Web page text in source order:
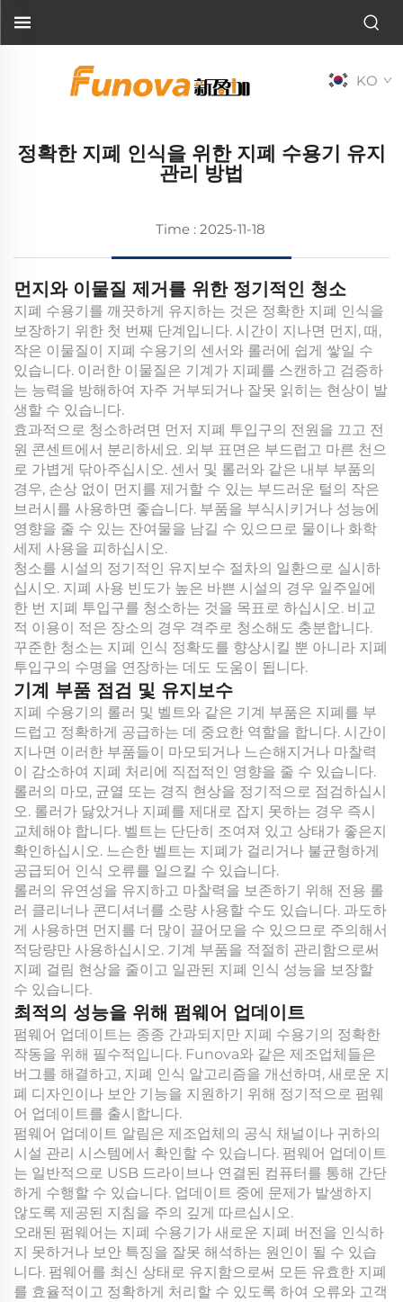
KO
정확한 지폐 인식을 위한 지폐 수용기 유지
관리 방법
Time : 2025-11-18
먼지와 이물질 제거를 위한 정기적인 청소
지폐 수용기를 깨끗하게 유지하는 것은 정확한 지폐 인식을
보장하기 위한 첫 번째 단계입니다. 시간이 지나면 먼지, 때,
작은 이물질이 지폐 수용기의 센서와 롤러에 쉽게 쌓일 수
있습니다. 이러한 이물질은 기계가 지폐를 스캔하고 검증하
는 능력을 방해하여 자주 거부되거나 잘못 읽히는 현상이 발
생할 수 있습니다.
효과적으로 청소하려면 먼저 지폐 투입구의 전원을 끄고 전
원 콘센트에서 분리하세요. 외부 표면은 부드럽고 마른 천으
로 가볍게 닦아주십시오. 센서 및 롤러와 같은 내부 부품의
경우, 손상 없이 먼지를 제거할 수 있는 부드러운 털의 작은
브러시를 사용하면 좋습니다. 부품을 부식시키거나 성능에
영향을 줄 수 있는 잔여물을 남길 수 있으므로 물이나 화학
세제 사용을 피하십시오.
청소를 시설의 정기적인 유지보수 절차의 일환으로 실시하
십시오. 지폐 사용 빈도가 높은 바쁜 시설의 경우 일주일에
한 번 지폐 투입구를 청소하는 것을 목표로 하십시오. 비교
적 이용이 적은 장소의 경우 격주로 청소해도 충분합니다.
꾸준한 청소는 지폐 인식 정확도를 향상시킬 뿐 아니라 지폐
투입구의 수명을 연장하는 데도 도움이 됩니다.
기계 부품 점검 및 유지보수
지폐 수용기의 롤러 및 벨트와 같은 기계 부품은 지폐를 부
드럽고 정확하게 공급하는 데 중요한 역할을 합니다. 시간이
지나면 이러한 부품들이 마모되거나 느슨해지거나 마찰력
이 감소하여 지폐 처리에 직접적인 영향을 줄 수 있습니다.
롤러의 마모, 균열 또는 경직 현상을 정기적으로 점검하십시
오. 롤러가 닳았거나 지폐를 제대로 잡지 못하는 경우 즉시
교체해야 합니다. 벨트는 단단히 조여져 있고 상태가 좋은지
확인하십시오. 느슨한 벨트는 지폐가 걸리거나 불균형하게
공급되어 인식 오류를 일으킬 수 있습니다.
롤러의 유연성을 유지하고 마찰력을 보존하기 위해 전용 롤
러 클리너나 콘디셔너를 소량 사용할 수도 있습니다. 과도하
게 사용하면 먼지를 더 많이 끌어모을 수 있으므로 주의해서
적당량만 사용하십시오. 기계 부품을 적절히 관리함으로써
지폐 걸림 현상을 줄이고 일관된 지폐 인식 성능을 보장할
수 있습니다.
최적의 성능을 위해 펌웨어 업데이트
펌웨어 업데이트는 종종 간과되지만 지폐 수용기의 정확한
작동을 위해 필수적입니다. Funova와 같은 제조업체들은
버그를 해결하고, 지폐 인식 알고리즘을 개선하며, 새로운 지
폐 디자인이나 보안 기능을 지원하기 위해 정기적으로 펌웨
어 업데이트를 출시합니다.
펌웨어 업데이트 알림은 제조업체의 공식 채널이나 귀하의
시설 관리 시스템에서 확인할 수 있습니다. 펌웨어 업데이트
는 일반적으로 USB 드라이브나 연결된 컴퓨터를 통해 간단
하게 수행할 수 있습니다. 업데이트 중에 문제가 발생하지
않도록 제공된 지침을 주의 깊게 따르십시오.
오래된 펌웨어는 지폐 수용기가 새로운 지폐 버전을 인식하
지 못하거나 보안 특징을 잘못 해석하는 원인이 될 수 있습
니다. 펌웨어를 최신 상태로 유지함으로써 모든 유효한 지폐
를 효율적이고 정확하게 처리할 수 있도록 하여 오류와 고객